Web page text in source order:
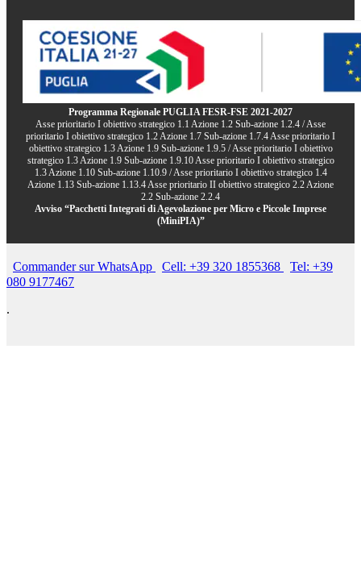
Programma Regionale PUGLIA FESR-FSE 2021-2027
Asse prioritario I obiettivo strategico 1.1 Azione 1.2 Sub-azione 1.2.4 / Asse
prioritario I obiettivo strategico 1.2 Azione 1.7 Sub-azione 1.7.4 Asse prioritario I
obiettivo strategico 1.3 Azione 1.9 Sub-azione 1.9.5 / Asse prioritario I obiettivo
strategico 1.3 Azione 1.9 Sub-azione 1.9.10 Asse prioritario I obiettivo strategico
1.3 Azione 1.10 Sub-azione 1.10.9 / Asse prioritario I obiettivo strategico 1.4
Azione 1.13 Sub-azione 1.13.4 Asse prioritario II obiettivo strategico 2.2 Azione
2.2 Sub-azione 2.2.4
Avviso “Pacchetti Integrati di Agevolazione per Micro e Piccole Imprese
(MiniPIA)”
Commander sur WhatsApp Cell: +39 320 1855368
Tel: +39
080 9177467
.